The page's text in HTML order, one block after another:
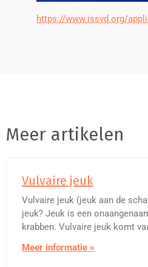
https://www.issvd.org/
Meer artikelen
Vulvaire jeuk
Vulvaire jeuk (jeuk aan de
jeuk? Jeuk is een
krabben. Vulvaire jeuk komt
Meer informatie »